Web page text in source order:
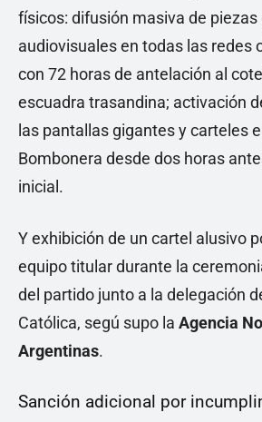
físicos: difusión masiva de piezas
audiovisuales en todas las redes
con 72 horas de antelación al
escuadra trasandina; activación
las pantallas gigantes y carteles
Bombonera desde dos horas
inicial.
Y exhibición de un cartel alusivo
equipo titular durante la
del partido junto a la delegación
Católica, segú supo la Agencia
Argentinas.
Sanción adicional por